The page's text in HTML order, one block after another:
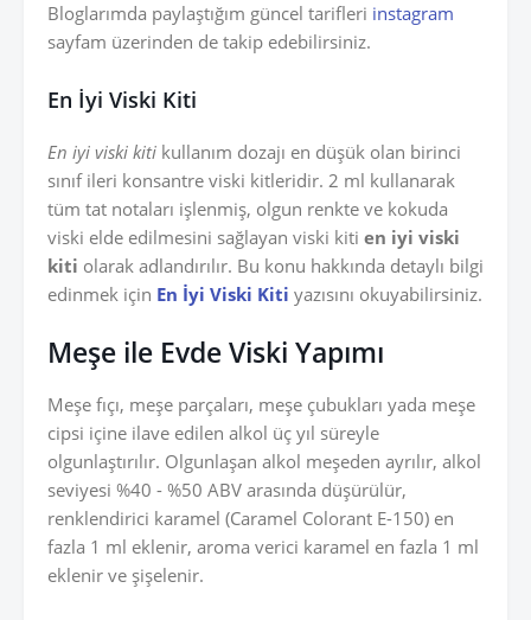
Bloglarımda paylaştığım güncel tarifleri instagram
sayfam üzerinden de takip edebilirsiniz.
En İyi Viski Kiti
En iyi viski kiti kullanım dozajı en düşük olan birinci
sınıf ileri konsantre viski kitleridir. 2 ml kullanarak
tüm tat notaları işlenmiş, olgun renkte ve kokuda
viski elde edilmesini sağlayan viski kiti en iyi viski
kiti olarak adlandırılır. Bu konu hakkında detaylı bilgi
edinmek için En İyi Viski Kiti yazısını okuyabilirsiniz.
Meşe ile Evde Viski Yapımı
Meşe fıçı, meşe parçaları, meşe çubukları yada meşe
cipsi içine ilave edilen alkol üç yıl süreyle
olgunlaştırılır. Olgunlaşan alkol meşeden ayrılır, alkol
seviyesi %40 - %50 ABV arasında düşürülür,
renklendirici karamel (Caramel Colorant E-150) en
fazla 1 ml eklenir, aroma verici karamel en fazla 1 ml
eklenir ve şişelenir.